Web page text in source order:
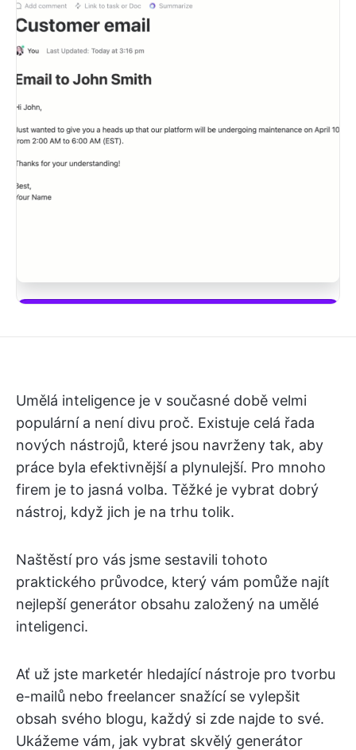
Umělá inteligence je v současné době velmi
populární a není divu proč. Existuje celá řada
nových nástrojů, které jsou navrženy tak, aby
práce byla efektivnější a plynulejší. Pro mnoho
firem je to jasná volba. Těžké je vybrat dobrý
nástroj, když jich je na trhu tolik.
Naštěstí pro vás jsme sestavili tohoto
praktického průvodce, který vám pomůže najít
nejlepší generátor obsahu založený na umělé
inteligenci.
Ať už jste marketér hledající nástroje pro tvorbu
e-mailů nebo freelancer snažící se vylepšit
obsah svého blogu, každý si zde najde to své.
Ukážeme vám, jak vybrat skvělý generátor